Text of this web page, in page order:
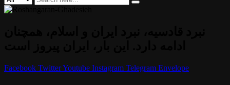
Facebook TwitterYoutube Instagram Telegram Envelope